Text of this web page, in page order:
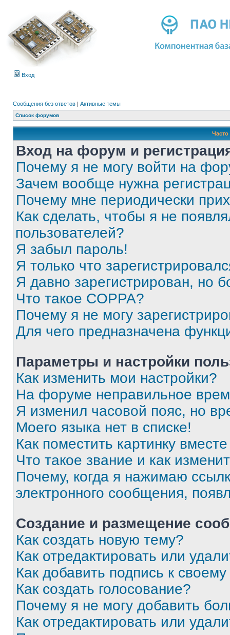
Вход
Сообщения без ответов | Активные темы
Список форумов
Вход на форум и
Почему я не могу войти на
Зачем вообще нужна
Почему мне периодически
Как сделать, чтобы я не
пользователей?
Я забыл пароль!
Я только что
Я давно зарегистрирован, но
Что такое COPPA?
Почему я не могу
Для чего предназначена
Параметры и настройки
Как изменить мои настройки?
На форуме неправильное
Я изменил часовой пояс, но
Моего языка нет в списке!
Как поместить картинку
Что такое звание и как
Почему, когда я нажимаю
электронного сообщения,
Создание и размещение
Как создать новую тему?
Как отредактировать или
Как добавить подпись к
Как создать голосование?
Почему я не могу добавить
Как отредактировать или